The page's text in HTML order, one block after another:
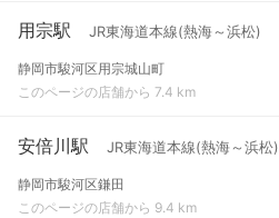
用宗駅 JR東海道本線(熱海～浜松)
静岡市駿河区用宗城山町
このページの店舗から 7.4 km
安倍川駅 JR東海道本線(熱海～浜松)
静岡市駿河区鎌田
このページの店舗から 9.4 km